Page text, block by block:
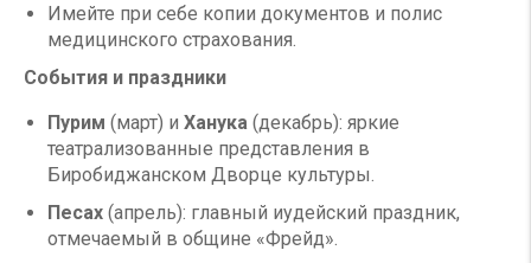
Имейте при себе копии документов и полис
медицинского страхования.
События и праздники
Пурим (март) и Ханука (декабрь): яркие
театрализованные представления в
Биробиджанском Дворце культуры.
Песах (апрель): главный иудейский праздник,
отмечаемый в общине «Фрейд».